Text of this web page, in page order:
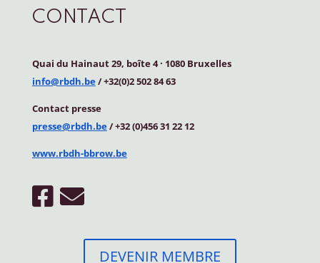
CONTACT
Quai du Hainaut 29, boîte 4· 1080 Bruxelles
info@rbdh.be/ +32(0)2 502 84 63
Contact presse
presse@rbdh.be/ +32 (0)456 31 22 12
www.rbdh-bbrow.be
DEVENIR MEMBRE